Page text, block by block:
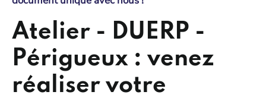
Atelier - DUERP -
Périgueux : venez
réaliser votre